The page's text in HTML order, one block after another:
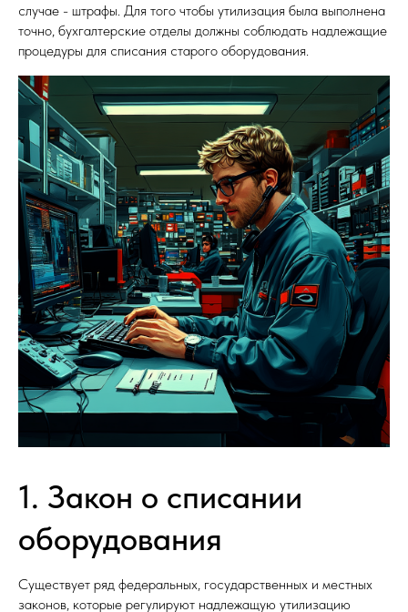
случае - штрафы. Для того чтобы утилизация была выполнена
точно, бухгалтерские отделы должны соблюдать надлежащие
процедуры для списания старого оборудования.
1. Закон о списании
оборудования
Существует ряд федеральных, государственных и местных
законов, которые регулируют надлежащую утилизацию